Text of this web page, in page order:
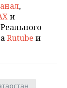
,
и
Rutube и